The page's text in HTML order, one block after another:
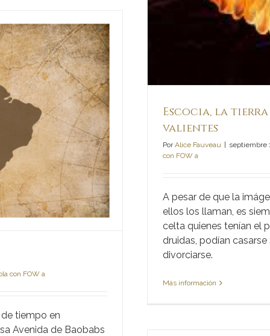
Escocia, la tierra
valientes
PorAlice Fauveau | septiembre
con FOW a
A pesar de que la
ellos los llaman, es
celta quienes tenían el
druidas, podían
divorciarse.
Más información
con FOW a
tiempo en
Avenida de Baobabs